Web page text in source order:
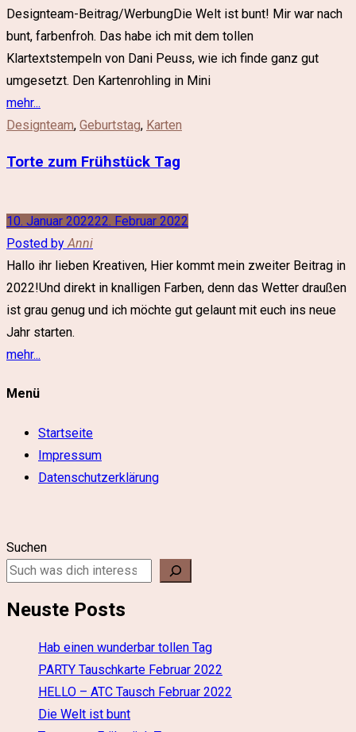
Designteam-Beitrag/WerbungDie Welt ist bunt! Mir war nach
bunt, farbenfroh. Das habe ich mit dem tollen
Klartextstempeln von Dani Peuss, wie ich finde ganz gut
umgesetzt. Den Kartenrohling in Mini
mehr...
Designteam, Geburtstag, Karten
Torte zum Frühstück Tag
10. Januar 202222. Februar 2022
Posted byAnni
Hallo ihr lieben Kreativen, Hier kommt mein zweiter Beitrag in
2022!Und direkt in knalligen Farben, denn das Wetter draußen
ist grau genug und ich möchte gut gelaunt mit euch ins neue
Jahr starten.
mehr...
Menü
Startseite
Impressum
Datenschutzerklärung
Suchen
Neuste Posts
Hab einen wunderbar tollen Tag
PARTY Tauschkarte Februar 2022
HELLO – ATC Tausch Februar 2022
Die Welt ist bunt